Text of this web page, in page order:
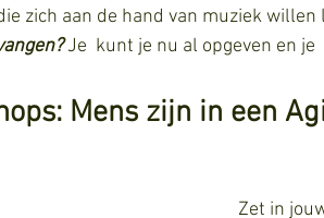
zich aan de hand van muziek
Je  kunt je nu al opgeven en je
Mens zijn in een
Zet in